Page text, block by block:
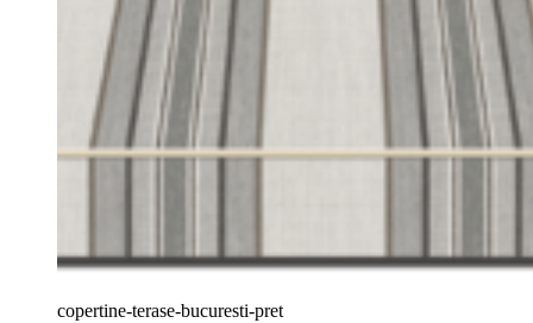
copertine-terase-bucuresti-pret